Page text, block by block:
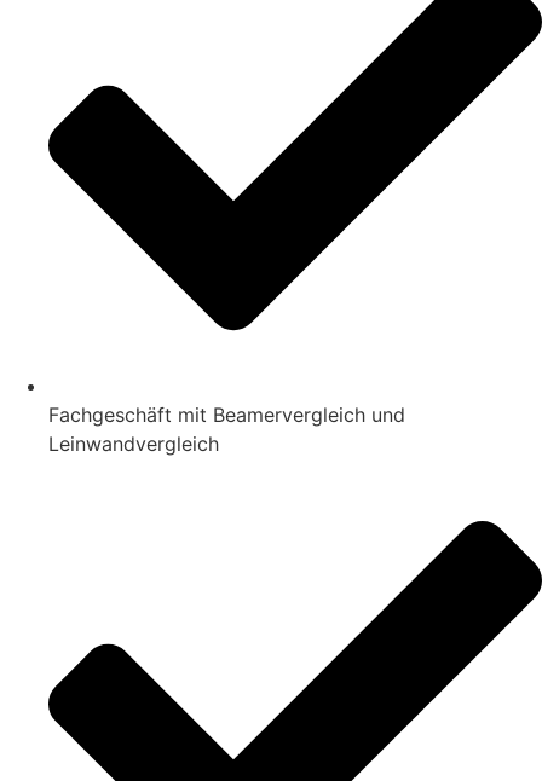
Fachgeschäft mit Beamervergleich und
Leinwandvergleich